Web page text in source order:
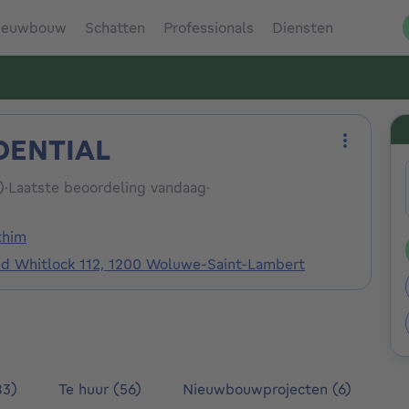
Schatten Professionals Diensten
·Laatste beoordeling vandaag·
Whitlock 112, 1200 Woluwe-Saint-Lambert
Meer
Te huur (56) Nieuwbouwprojecten (6)